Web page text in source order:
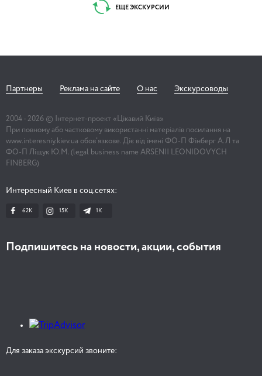
ЕЩЕ ЭКСКУРСИИ
Партнеры Реклама на сайте О нас Экскурсоводы
2004 - 2026 © Інтернет-проект «Цікавий Київ»
При повному або частковому використанні матеріалів посилання на
www.interesniy.kiev.ua обов'язкове. Діє від імені ФО-П Фінберг А.Л та
ФО-П Ліщук Ю.М. (legal business name ARSENII LEONIDOVYCH
FINBERG)
Интересный Киев в соц.сетях:
62K 15K 1К
Подпишитесь на новости, акции, события
Для заказа экскурсий звоните: